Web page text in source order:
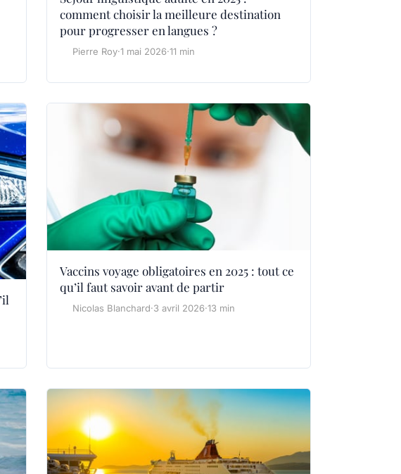
comment choisir la meilleure destination
pour progresser en langues ?
Pierre Roy·1 mai 2026·11 min
Vaccins voyage obligatoires en 2025 : tout ce
qu’il faut savoir avant de partir
Nicolas Blanchard·3 avril 2026·13 min